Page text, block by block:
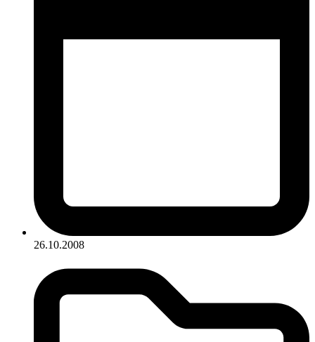
26.10.2008